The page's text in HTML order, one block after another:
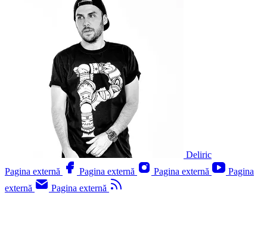
Deliric
Pagina externă
Pagina externă Pagina externă
Pagina
externă
Pagina externă